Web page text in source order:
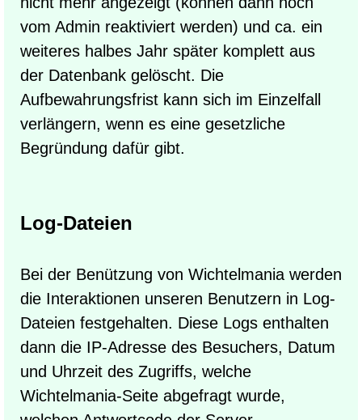
vom Admin reaktiviert werden) und ca. ein
weiteres halbes Jahr später komplett aus
der Datenbank gelöscht. Die
Aufbewahrungsfrist kann sich im Einzelfall
verlängern, wenn es eine gesetzliche
Begründung dafür gibt.
Log-Dateien
Bei der Benützung von Wichtelmania werden
die Interaktionen unseren Benutzern in Log-
Dateien festgehalten. Diese Logs enthalten
dann die IP-Adresse des Besuchers, Datum
und Uhrzeit des Zugriffs, welche
Wichtelmania-Seite abgefragt wurde,